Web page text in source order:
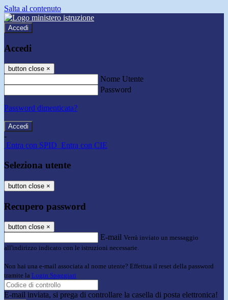
Salta al contenuto
Accedi
Accedi
button close ×
Nome Utente
Password
Password dimenticata?
-
Entra con SPID Entra con CIE
Seleziona utente
button close ×
Recupero password
button close ×
E-mail Verrà inviato un messaggio
all'indirizzo indicato con le istruzioni necessarie.
Non hai una e-mail associata al nome utente? Effettua il reset della password
tramite la Login Spaggiari
E-mail inviata, si prega di controllare la casella di posta elettronica!